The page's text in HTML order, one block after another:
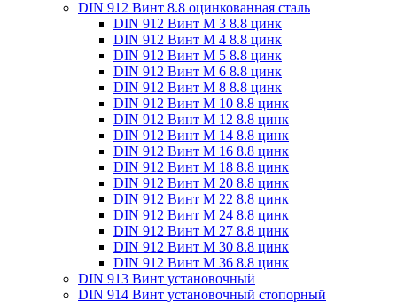
DIN 912 Винт 8.8 оцинкованная сталь
DIN 912 Винт М 3 8.8 цинк
DIN 912 Винт М 4 8.8 цинк
DIN 912 Винт М 5 8.8 цинк
DIN 912 Винт М 6 8.8 цинк
DIN 912 Винт М 8 8.8 цинк
DIN 912 Винт М 10 8.8 цинк
DIN 912 Винт М 12 8.8 цинк
DIN 912 Винт М 14 8.8 цинк
DIN 912 Винт М 16 8.8 цинк
DIN 912 Винт М 18 8.8 цинк
DIN 912 Винт М 20 8.8 цинк
DIN 912 Винт М 22 8.8 цинк
DIN 912 Винт М 24 8.8 цинк
DIN 912 Винт М 27 8.8 цинк
DIN 912 Винт М 30 8.8 цинк
DIN 912 Винт М 36 8.8 цинк
DIN 913 Винт установочный
DIN 914 Винт установочный стопорный